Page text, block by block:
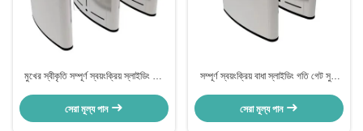
মুখের স্বীকৃতি সম্পূর্ণ স্বয়ংক্রিয় স্লাইডিং গেট
সেরা মূল্য পান
সম্পূর্ণ স্বয়ংক্রিয় বাধা স্লাইডিং গতি গেট সুইং
সেরা মূল্য পান